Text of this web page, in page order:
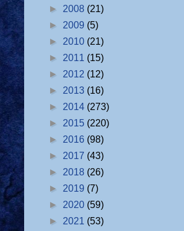
► 2008 (21)
► 2009 (5)
► 2010 (21)
► 2011 (15)
► 2012 (12)
► 2013 (16)
► 2014 (273)
► 2015 (220)
► 2016 (98)
► 2017 (43)
► 2018 (26)
► 2019 (7)
► 2020 (59)
► 2021 (53)